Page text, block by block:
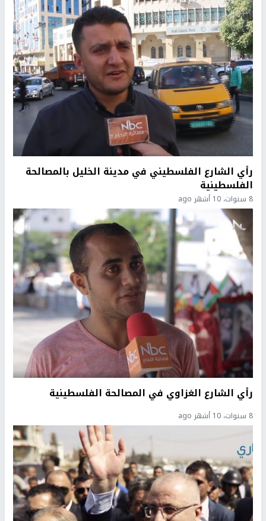
رأي الشارع الفلسطيني في مدينة الخليل بالمصالحة
الفلسطينية
8 سنوات، 10 أشهر ago
رأي الشارع الغزاوي في المصالحة الفلسطينية
8 سنوات، 10 أشهر ago